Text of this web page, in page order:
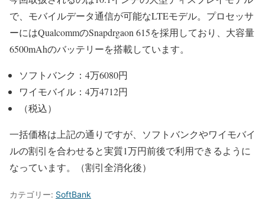
で、モバイルデータ通信が可能なLTEモデル。プロセッサ
ーにはQualcommのSnapdrgaon 615を採用しており、大容量
6500mAhのバッテリーを搭載しています。
ソフトバンク：4万6080円
ワイモバイル：4万4712円
（税込）
一括価格は上記の通りですが、ソフトバンクやワイモバイ
ルの割引を合わせると実質1万円前後で利用できるように
なっています。（割引全消化後）
カテゴリー: SoftBank